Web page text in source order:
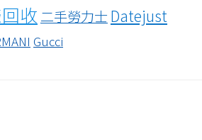
收 二手勞力士 Datejust
Gucci